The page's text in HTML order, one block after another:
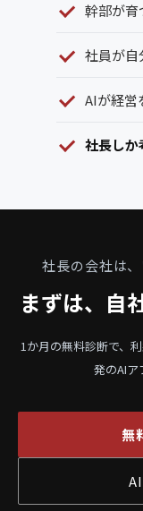
幹部が育
社員が自
AIが経営
社長しか
社長の会社は
まずは、自
1か月の無料診断で、
発のAIア
無